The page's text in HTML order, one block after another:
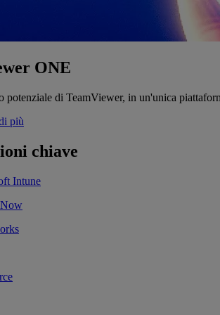
ONE
potenziale di TeamViewer, in un'unica
più
chiave
Intune